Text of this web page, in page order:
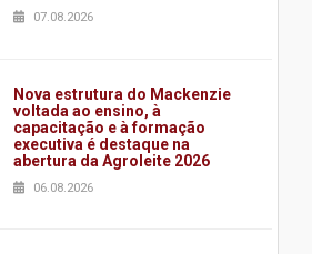
07.08.2026
Nova estrutura do Mackenzie
voltada ao ensino, à
capacitação e à formação
executiva é destaque na
abertura da Agroleite 2026
06.08.2026